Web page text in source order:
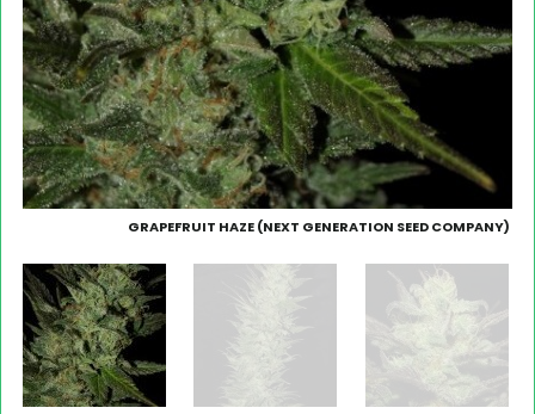
GRAPEFRUIT HAZE (NEXT GENERATION SEED COMPANY)